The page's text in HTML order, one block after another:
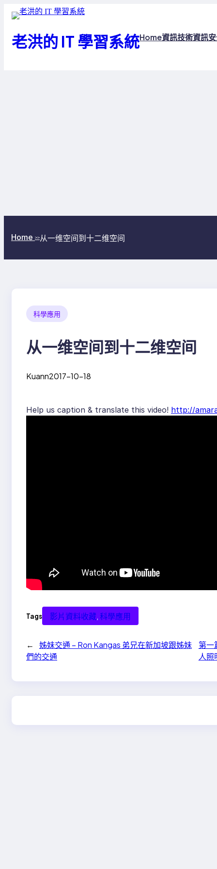
老洪的 IT 學習系統Home資訊技術資訊
Home >> 从一维空间到十二维空间
科學應用
从一维空间到十二维空间
Kuann2017-10-18
Help us caption & translate this video! http://
Tags 影片資料收藏, 科學應用
←
姊妹交通 – Ron Kangas 弟兄在新加坡跟姊妹
們的交通
第一
人照